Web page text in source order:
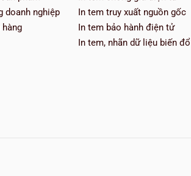
doanh nghiệp
In tem truy xuất nguồn gốc
In tem bảo hành điện tử
In tem, nhãn dữ liệu biến